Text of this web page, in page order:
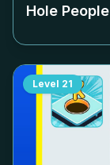
Hole
Level 21